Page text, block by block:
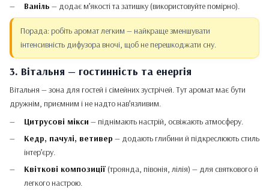
Ваніль — додає м’якості та затишку (використовуйте помірно).
Порада: робіть аромат легким — найкраще зменшувати
інтенсивність дифузора вночі, щоб не перешкоджати сну.
3. Вітальня — гостинність та енергія
Вітальня — зона для гостей і сімейних зустрічей. Тут аромат має бути
дружнім, приємним і не надто нав’язливим.
Цитрусові мікси — піднімають настрій, освіжають атмосферу.
Кедр, пачулі, ветивер — додають глибини й підкреслюють стиль
інтер’єру.
Квіткові композиції (троянда, півонія, лілія) — для святкового й
легкого настрою.